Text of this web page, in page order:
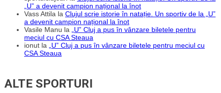
„U” a devenit campion național la înot
Vass Attila la Clujul scrie istorie în natație. Un sportiv de la „U”
a devenit campion național la înot
Vasile Manu la „U” Cluj a pus în vânzare biletele pentru
meciul cu CSA Steaua
ionut la „U” Cluj a pus în vânzare biletele pentru meciul cu
CSA Steaua
ALTE SPORTURI